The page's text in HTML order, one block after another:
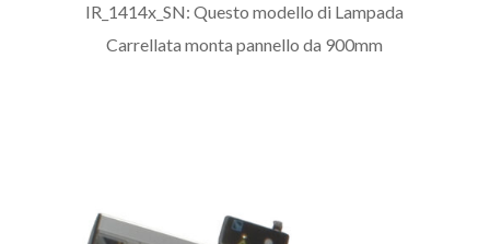
IR_1414x_SN: Questo modello di Lampada
Carrellata monta pannello da 900mm